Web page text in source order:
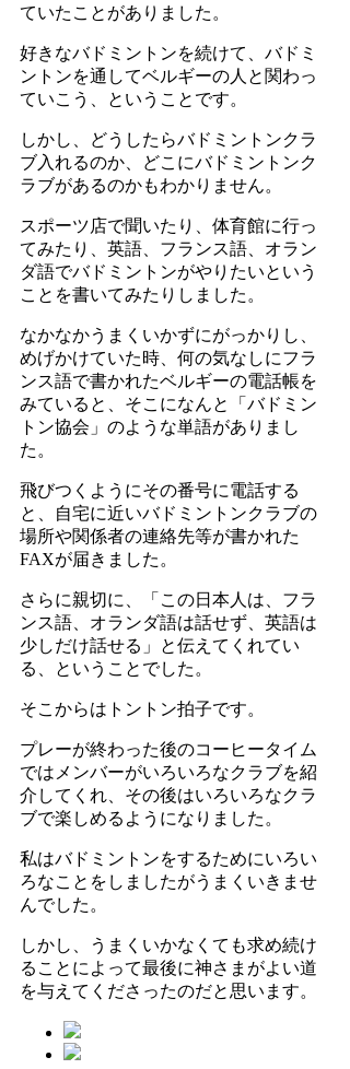
ていたことがありました。
好きなバドミントンを続けて、バドミ
ントンを通してベルギーの人と関わっ
ていこう、ということです。
しかし、どうしたらバドミントンクラ
ブ入れるのか、どこにバドミントンク
ラブがあるのかもわかりません。
スポーツ店で聞いたり、体育館に行っ
てみたり、英語、フランス語、オラン
ダ語でバドミントンがやりたいという
ことを書いてみたりしました。
なかなかうまくいかずにがっかりし、
めげかけていた時、何の気なしにフラ
ンス語で書かれたベルギーの電話帳を
みていると、そこになんと「バドミン
トン協会」のような単語がありまし
た。
飛びつくようにその番号に電話する
と、自宅に近いバドミントンクラブの
場所や関係者の連絡先等が書かれた
FAXが届きました。
さらに親切に、「この日本人は、フラ
ンス語、オランダ語は話せず、英語は
少しだけ話せる」と伝えてくれてい
る、ということでした。
そこからはトントン拍子です。
プレーが終わった後のコーヒータイム
ではメンバーがいろいろなクラブを紹
介してくれ、その後はいろいろなクラ
ブで楽しめるようになりました。
私はバドミントンをするためにいろい
ろなことをしましたがうまくいきませ
んでした。
しかし、うまくいかなくても求め続け
ることによって最後に神さまがよい道
を与えてくださったのだと思います。